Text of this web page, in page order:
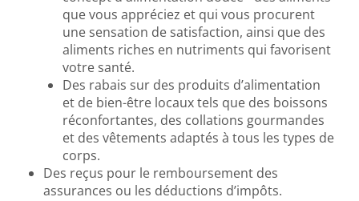
que vous appréciez et qui vous procurent
une sensation de satisfaction, ainsi que des
aliments riches en nutriments qui favorisent
votre santé.
Des rabais sur des produits d’alimentation
et de bien-être locaux tels que des boissons
réconfortantes, des collations gourmandes
et des vêtements adaptés à tous les types de
corps.
Des reçus pour le remboursement des
assurances ou les déductions d’impôts.